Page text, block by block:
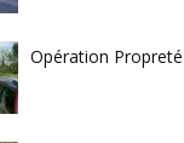
Opération